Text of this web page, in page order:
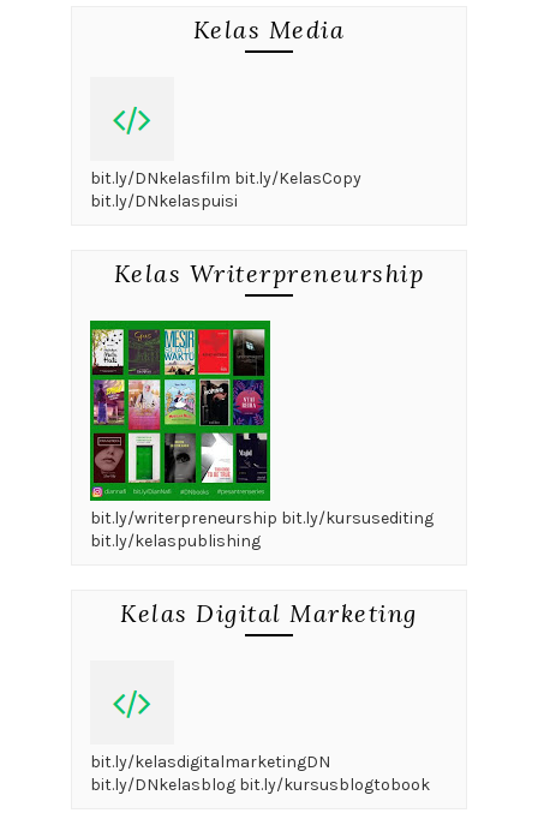
Kelas Media
bit.ly/DNkelasfilm bit.ly/KelasCopy
bit.ly/DNkelaspuisi
Kelas Writerpreneurship
bit.ly/writerpreneurship bit.ly/kursusediting
bit.ly/kelaspublishing
Kelas Digital Marketing
bit.ly/kelasdigitalmarketingDN
bit.ly/DNkelasblog bit.ly/kursusblogtobook